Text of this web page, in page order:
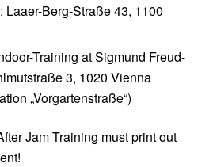
Laaer-Berg-Straße 43, 1100
Training at Sigmund Freud-
3, 1020 Vienna
„Vorgartenstraße“)
Jam Training must print out